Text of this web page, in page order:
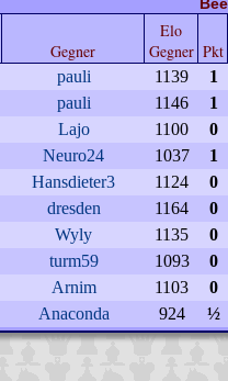
Gegner
Elo
Gegner Pkt
pauli 1139
1
pauli 1146
1
Lajo 1100
0
Neuro24 1037
1
Hansdieter3 1124
0
dresden 1164
0
Wyly 1135
0
turm59 1093
0
Arnim 1103
0
Anaconda 924 ½